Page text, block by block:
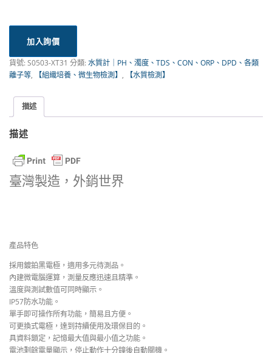
加入詢價
貨號:S0503-XT31 分類:水質計｜PH、濁度、TDS、CON、ORP、DPD、各類
離子等, 【組織培養、微生物檢測】 , 【水質檢測】
描述
描述
臺灣製造，外銷世界
產品特色
採用鍍鉑黑電極，適用多元待測品。
內建微電腦運算，測量反應迅速且精準。
溫度與測試數值可同時顯示。
IP57防水功能。
單手即可操作所有功能，簡易且方便。
可更換式電極，達到持續使用及環保目的。
具資料鎖定，記憶最大值與最小值之功能。
電池剩餘電量顯示，停止動作十分鐘後自動關機。